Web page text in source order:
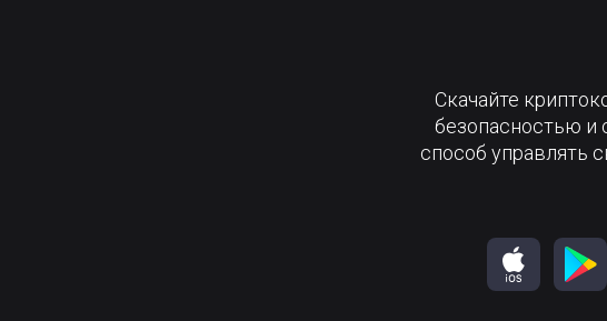
Скачайте
безопасностью и
способ управлять